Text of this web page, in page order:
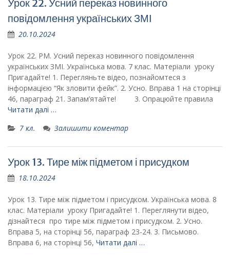
Урок 22. Усний переказ новинного
повідомлення українських ЗМІ
20.10.2024
Урок 22. РМ. Усний переказ новинного повідомлення
українських ЗМІ. Українська мова. 7 клас. Матеріали уроку
Пригадайте! 1. Перегляньте відео, познайомтеся з
інформацією “Як зловити фейк”. 2. Усно. Вправа 1 на сторінці
46, параграф 21. Запам’ятайте! 3. Опрацюйте правила
Читати далі …
7 кл.
Залишити коментар
Урок 13. Тире між підметом і присудком
18.10.2024
Урок 13. Тире між підметом і присудком. Українська мова. 8
клас. Матеріали уроку Пригадайте! 1. Переглянути відео,
дізнайтеся про тире між підметом і присудком. 2. Усно.
Вправа 5, на сторінці 56, параграф 23-24. 3. Письмово.
Вправа 6, на сторінці 56, Читати далі …